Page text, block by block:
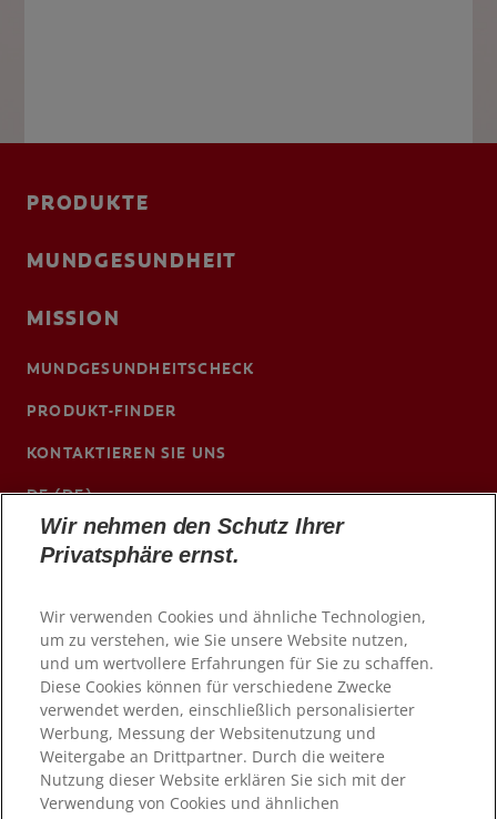
PRODUKTE
MUNDGESUNDHEIT
MISSION
MUNDGESUNDHEITSCHECK
PRODUKT-FINDER
KONTAKTIEREN SIE UNS
DE (DE)
ColgateProfessional.de
Wir nehmen den Schutz Ihrer
Privatsphäre ernst.
Wir verwenden Cookies und ähnliche Technologien,
um zu verstehen, wie Sie unsere Website nutzen,
und um wertvollere Erfahrungen für Sie zu schaffen.
Diese Cookies können für verschiedene Zwecke
verwendet werden, einschließlich personalisierter
Werbung, Messung der Websitenutzung und
Weitergabe an Drittpartner. Durch die weitere
Nutzung dieser Website erklären Sie sich mit der
Verwendung von Cookies und ähnlichen